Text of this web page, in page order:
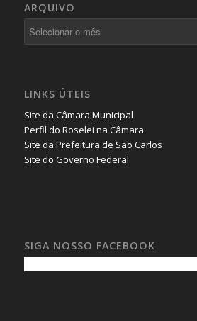
ARQUIVO
LINKS ÚTEIS
Site da Câmara Municipal
Perfil do Roselei na Câmara
Site da Prefeitura de São Carlos
Site do Governo Federal
SIGA NOSSO FACEBOOK